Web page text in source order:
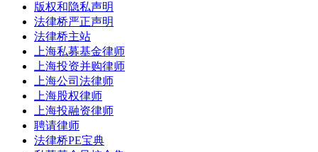
版权和隐私声明
法律桥严正声明
法律桥主站
上海私募基金律师
上海投资并购律师
上海公司法律师
上海股权律师
上海投融资律师
聘请律师
法律桥PE宝典